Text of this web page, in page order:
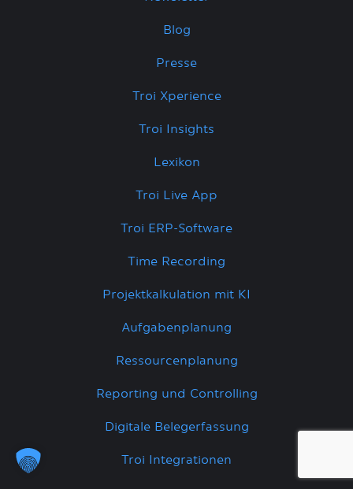
Blog
Presse
Troi Xperience
Troi Insights
Lexikon
Troi Live App
Troi ERP-Software
Time Recording
Projektkalkulation mit KI
Aufgabenplanung
Ressourcenplanung
Reporting und Controlling
Digitale Belegerfassung
Troi Integrationen